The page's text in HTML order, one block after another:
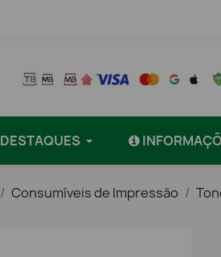
DESTAQUES
Consumíveis de Impressão